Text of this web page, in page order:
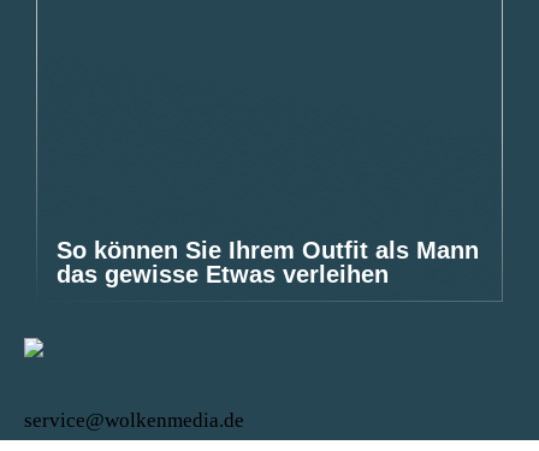
So können Sie Ihrem Outfit als Mann
das gewisse Etwas verleihen
service@wolkenmedia.de